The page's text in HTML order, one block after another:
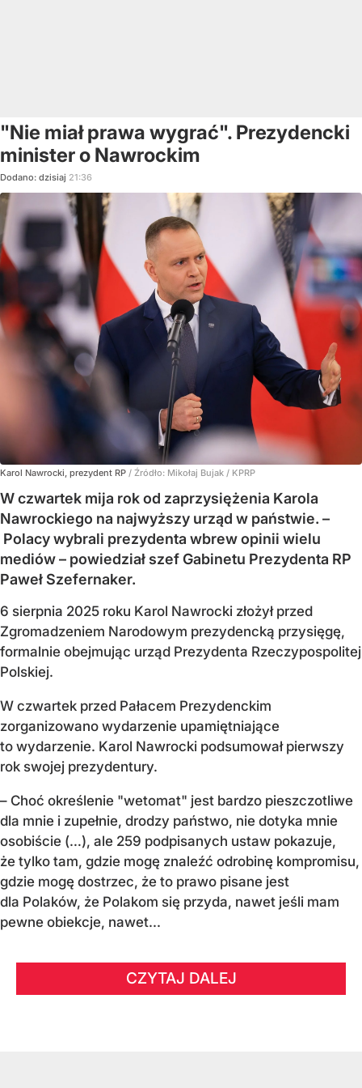
"Nie miał prawa wygrać". Prezydencki
minister o Nawrockim
Dodano: dzisiaj 21:36
Karol Nawrocki, prezydent RP / Źródło: Mikołaj Bujak / KPRP
W czwartek mija rok od zaprzysiężenia Karola
Nawrockiego na najwyższy urząd w państwie. –
Polacy wybrali prezydenta wbrew opinii wielu
mediów – powiedział szef Gabinetu Prezydenta RP
Paweł Szefernaker.
6 sierpnia 2025 roku Karol Nawrocki złożył przed
Zgromadzeniem Narodowym prezydencką przysięgę,
formalnie obejmując urząd Prezydenta Rzeczypospolitej
Polskiej.
W czwartek przed Pałacem Prezydenckim
zorganizowano wydarzenie upamiętniające
to wydarzenie. Karol Nawrocki podsumował pierwszy
rok swojej prezydentury.
– Choć określenie "wetomat" jest bardzo pieszczotliwe
dla mnie i zupełnie, drodzy państwo, nie dotyka mnie
osobiście (…), ale 259 podpisanych ustaw pokazuje,
że tylko tam, gdzie mogę znaleźć odrobinę kompromisu,
gdzie mogę dostrzec, że to prawo pisane jest
dla Polaków, że Polakom się przyda, nawet jeśli mam
pewne obiekcje, nawet...
CZYTAJ DALEJ